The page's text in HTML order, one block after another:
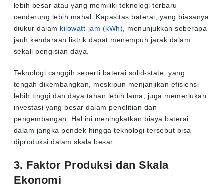
lebih besar atau yang memiliki teknologi terbaru
cenderung lebih mahal. Kapasitas baterai, yang biasanya
diukur dalam kilowatt-jam (kWh) , menunjukkan seberapa
jauh kendaraan listrik dapat menempuh jarak dalam
sekali pengisian daya.
Teknologi canggih seperti baterai solid-state, yang
tengah dikembangkan, meskipun menjanjikan efisiensi
lebih tinggi dan daya tahan lebih lama, juga memerlukan
investasi yang besar dalam penelitian dan
pengembangan. Hal ini meningkatkan biaya baterai
dalam jangka pendek hingga teknologi tersebut bisa
diproduksi dalam skala besar.
3. Faktor Produksi dan Skala
Ekonomi